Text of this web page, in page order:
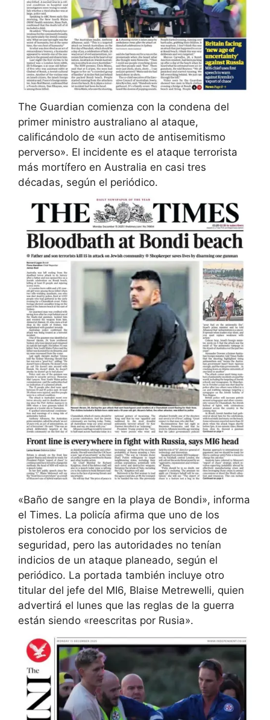
The Guardian comienza con la condena del
primer ministro australiano al ataque,
calificándolo de «un acto de antisemitismo
perverso». El incidente es el ataque terrorista
más mortífero en Australia en casi tres
décadas, según el periódico.
«Baño de sangre en la playa de Bondi», informa
el Times. La policía afirma que uno de los
pistoleros era conocido por los servicios de
seguridad, pero las autoridades no tenían
indicios de un ataque planeado, según el
periódico. La portada también incluye otro
titular del jefe del MI6, Blaise Metrewelli, quien
advertirá el lunes que las reglas de la guerra
están siendo «reescritas por Rusia».